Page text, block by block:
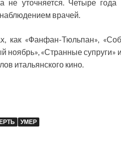
уточняется. Четыре года
врачей.
как «Фанфан-Тюльпан»,
ноябрь», «Странные супруги»
итальянского кино.
УМЕР